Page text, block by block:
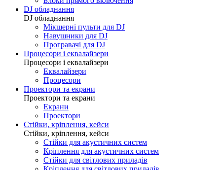
DJ обладнання
DJ обладнання
Мікшерні пульти для DJ
Навушники для DJ
Програвачі для DJ
Процесори і еквалайзери
Процесори і еквалайзери
Еквалайзери
Процесори
Проектори та екрани
Проектори та екрани
Екрани
Проектори
Стійки, кріплення, кейси
Стійки, кріплення, кейси
Стійки для акустичних систем
Кріплення для акустичних систем
Стійки для світлових приладів